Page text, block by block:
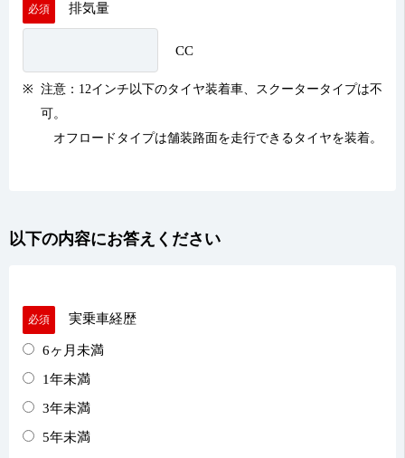
必須 排気量
CC
注意：12インチ以下のタイヤ装着車、スクータータイプは不
可。
オフロードタイプは舗装路面を走行できるタイヤを装着。
以下の内容にお答えください
必須 実乗車経歴
6ヶ月未満
1年未満
3年未満
5年未満